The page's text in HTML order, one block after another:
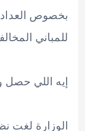
العدادات
المخالفة).
اللي حصل وخلا
لغت نظام